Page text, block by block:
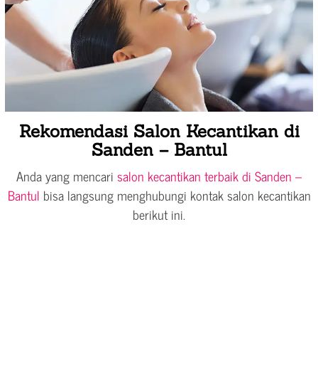
Rekomendasi Salon Kecantikan di
Sanden – Bantul
Anda yang mencari salon kecantikan terbaik di Sanden –
Bantul bisa langsung menghubungi kontak salon kecantikan
berikut ini.